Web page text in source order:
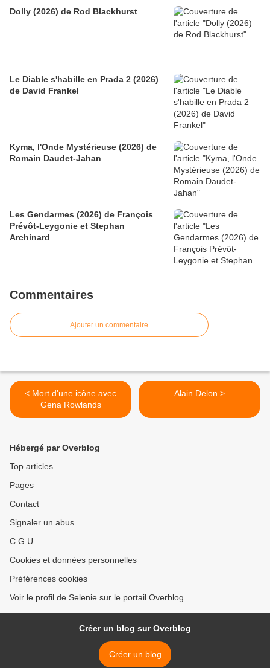
Dolly (2026) de Rod Blackhurst
Le Diable s'habille en Prada 2 (2026)
de David Frankel
Kyma, l'Onde Mystérieuse (2026) de
Romain Daudet-Jahan
Les Gendarmes (2026) de François
Prévôt-Leygonie et Stephan
Archinard
Commentaires
Ajouter un commentaire
< Mort d'une icône avec
Gena Rowlands
Alain Delon >
Hébergé par Overblog
Top articles
Pages
Contact
Signaler un abus
C.G.U.
Cookies et données personnelles
Préférences cookies
Voir le profil de Selenie sur le portail Overblog
Créer un blog sur Overblog
Créer un blog